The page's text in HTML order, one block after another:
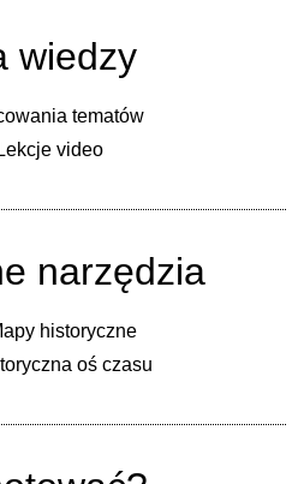
wiedzy
tematów
Lekcje video
narzędzia
historyczne
oś czasu